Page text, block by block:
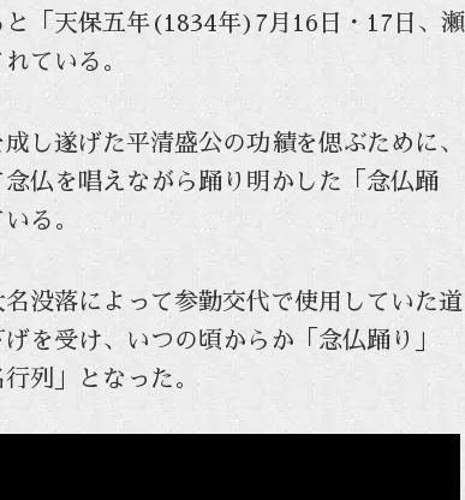
「天保五年(1834年)7月16日・17日、瀬
ている。
遂げた平清盛公の功績を偲ぶために、
仏を唱えながら踊り明かした「念仏踊
る。
没落によって参勤交代で使用していた道
を受け、いつの頃からか「念仏踊り」
列」となった。